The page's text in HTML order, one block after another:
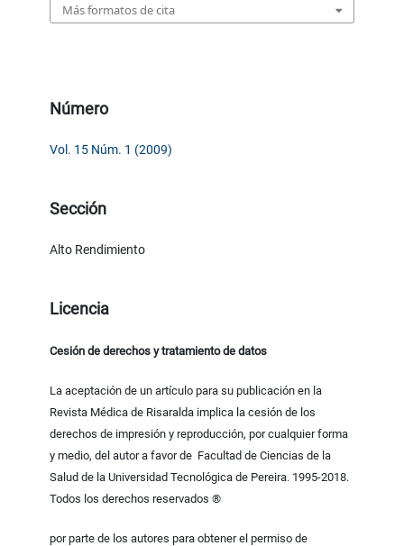
Más formatos de cita
Número
Vol. 15 Núm. 1 (2009)
Sección
Alto Rendimiento
Licencia
Cesión de derechos y tratamiento de datos
La aceptación de un artículo para su publicación en la
Revista Médica de Risaralda implica la cesión de los
derechos de impresión y reproducción, por cualquier forma
y medio, del autor a favor de Facultad de Ciencias de la
Salud de la Universidad Tecnológica de Pereira. 1995-2018.
Todos los derechos reservados ®
por parte de los autores para obtener el permiso de